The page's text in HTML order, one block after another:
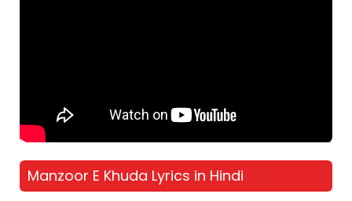
Manzoor E Khuda Lyrics in Hindi